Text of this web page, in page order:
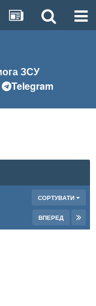
ЗСУ
Telegram
СОРТУВАТИ
ВПЕРЕД